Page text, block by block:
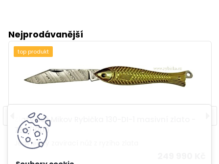
Nejprodávanější
Zlatý nůž Mikov Rybička 130-DI-1 masivní zlato -
750/1000
Jedinečný zavírací nůž z ryzího zlata
top produkt